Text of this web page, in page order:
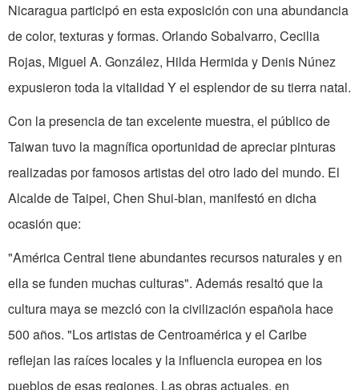
Nicaragua participó en esta exposición con una abundancia
de color, texturas y formas. Orlando Sobalvarro, Cecilia
Rojas, Miguel A. González, Hilda Hermida y Denis Núnez
expusieron toda la vitalidad Y el esplendor de su tierra natal.
Con la presencia de tan excelente muestra, el público de
Taiwan tuvo la magnífica oportunidad de apreciar pinturas
realizadas por famosos artistas del otro lado del mundo. El
Alcalde de Taipei, Chen Shui-bian, manifestó en dicha
ocasión que:
"América Central tiene abundantes recursos naturales y en
ella se funden muchas culturas". Además resaltó que la
cultura maya se mezcló con la civilización española hace
500 años. "Los artistas de Centroamérica y el Caribe
reflejan las raíces locales y la influencia europea en los
pueblos de esas regiones. Las obras actuales, en